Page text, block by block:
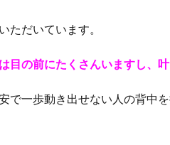
ただいています。
目の前にたくさんいますし、
で一歩動き出せない人の背中を